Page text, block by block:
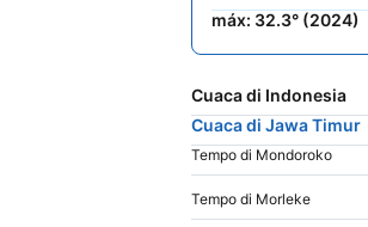
máx: 32.3° (2024)
Cuaca di Indonesia
Cuaca di Jawa Timur
Tempo di Mondoroko
Tempo di Morleke